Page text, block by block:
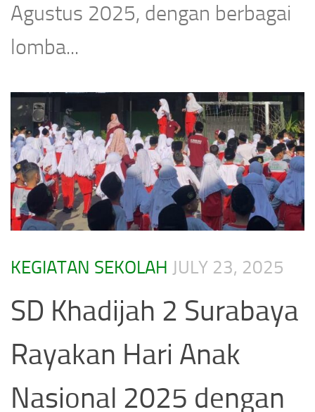
Agustus 2025, dengan berbagai
lomba...
KEGIATAN SEKOLAH JULY 23, 2025
SD Khadijah 2 Surabaya
Rayakan Hari Anak
Nasional 2025 dengan